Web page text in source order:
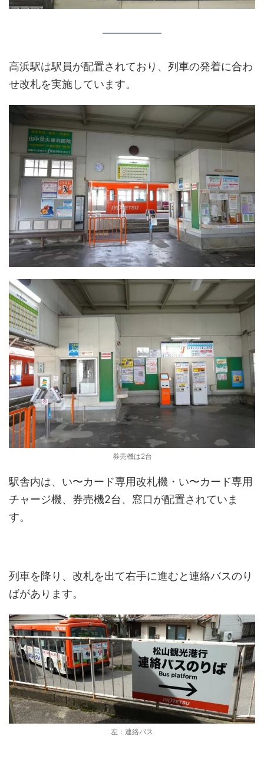
高浜駅は駅員が配置されており、列車の発着に合わ
せ改札を実施しています。
券売機は2台
駅舎内は、い〜カード専用改札機・い〜カード専用
チャージ機、券売機2台、窓口が配置されていま
す。
列車を降り、改札を出て右手に進むと連絡バスのり
ばがあります。
左：連絡バス